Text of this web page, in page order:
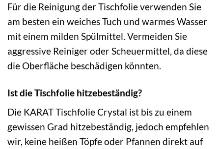
Für die Reinigung der Tischfolie verwenden Sie
am besten ein weiches Tuch und warmes Wasser
mit einem milden Spülmittel. Vermeiden Sie
aggressive Reiniger oder Scheuermittel, da diese
die Oberfläche beschädigen könnten.
Ist die Tischfolie hitzebeständig?
Die KARAT Tischfolie Crystal ist bis zu einem
gewissen Grad hitzebeständig, jedoch empfehlen
wir, keine heißen Töpfe oder Pfannen direkt auf